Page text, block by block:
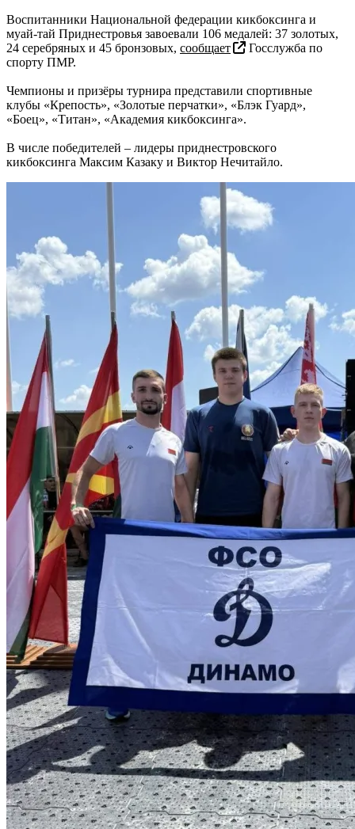
Воспитанники Национальной федерации кикбоксинга и
муай-тай Приднестровья завоевали 106 медалей: 37 золотых,
24 серебряных и 45 бронзовых, сообщает
Госслужба по
спорту ПМР.
Чемпионы и призёры турнира представили спортивные
клубы «Крепость», «Золотые перчатки», «Блэк Гуард»,
«Боец», «Титан», «Академия кикбоксинга».
В числе победителей – лидеры приднестровского
кикбоксинга Максим Казаку и Виктор Нечитайло.